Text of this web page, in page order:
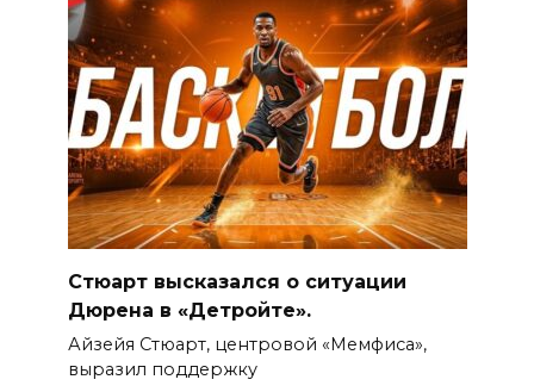
Стюарт высказался о ситуации
Дюрена в «Детройте».
Айзейя Стюарт, центровой «Мемфиса»,
выразил поддержку